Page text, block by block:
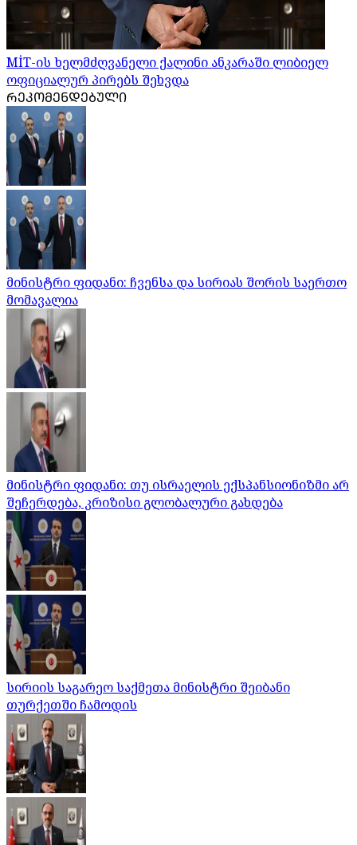
MİT-ის ხელმძღვანელი ქალინი ანკარაში ლიბიელ
ოფიციალურ პირებს შეხვდა
ᲠᲔᲙᲝᲛᲔᲜᲓᲔᲑᲣᲚᲘ
მინისტრი ფიდანი: ჩვენსა და სირიას შორის საერთო
მომავალია
მინისტრი ფიდანი: თუ ისრაელის ექსპანსიონიზმი არ
შეჩერდება, კრიზისი გლობალური გახდება
სირიის საგარეო საქმეთა მინისტრი შეიბანი
თურქეთში ჩამოდის